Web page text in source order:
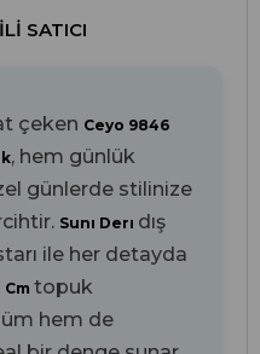
SATICI
çeken Ceyo 9846
, hem günlük
günlerde stilinize
Sunı Derı dış
ile her detayda
Cm topuk
hem de